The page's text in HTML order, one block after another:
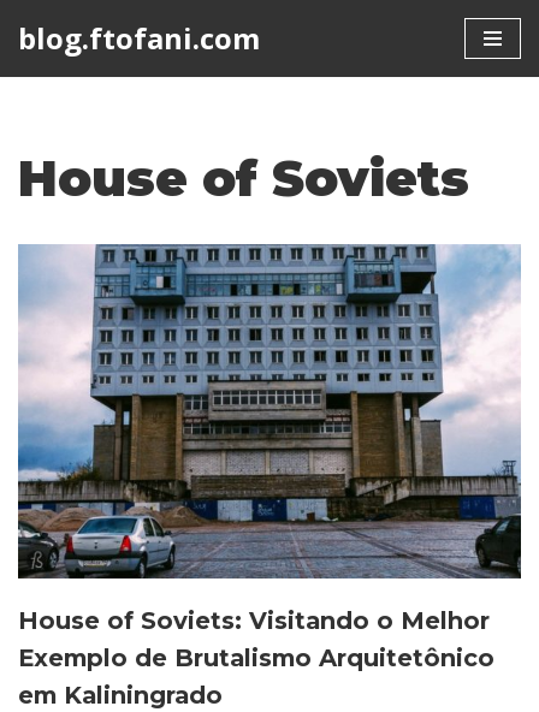
blog.ftofani.com
House of Soviets
House of Soviets: Visitando o Melhor
Exemplo de Brutalismo Arquitetônico
em Kaliningrado